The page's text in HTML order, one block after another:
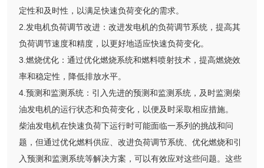
定性和及时性，以满足快速负荷变化的需求。
2.发电机负荷调节改进：改进发电机的负荷调节系统，提高其
负荷调节速度和精度，以更好地适应快速负荷变化。
3.燃烧优化：通过优化燃烧系统和燃料喷射技术，提高燃烧效
率和稳定性，降低排放水平。
4.预测和监测系统：引入先进的预测和监测系统，及时监测柴
油发电机的运行状态和负荷变化，以便及时采取相应措施。
柴油发电机在快速负荷下运行时可能面临一系列的挑战和问
题，但通过优化燃料供应、改进负荷调节系统、优化燃烧和引
入预测和监测系统等解决方案，可以有效应对这些问题。这些